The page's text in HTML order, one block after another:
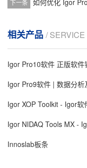
下一条 如何优化 Igor
相关产品 / SERVICE
Igor Pro10软件 正版软件
Igor Pro9软件 | 数据分
Igor XOP Toolkit - Igor软
Igor NIDAQ Tools MX -
Innoslab板条